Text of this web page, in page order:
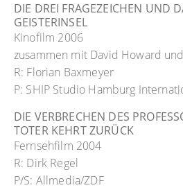
DIE DREI FRAGEZEICHEN UND
GEISTERINSEL
Kinofilm 2006
zusammen mit David Howard
R: Florian Baxmeyer
P: SHIP Studio Hamburg
DIE VERBRECHEN DES
TOTER KEHRT ZURÜCK
Fernsehfilm 2004
R: Dirk Regel
P/S: Allmedia/ZDF